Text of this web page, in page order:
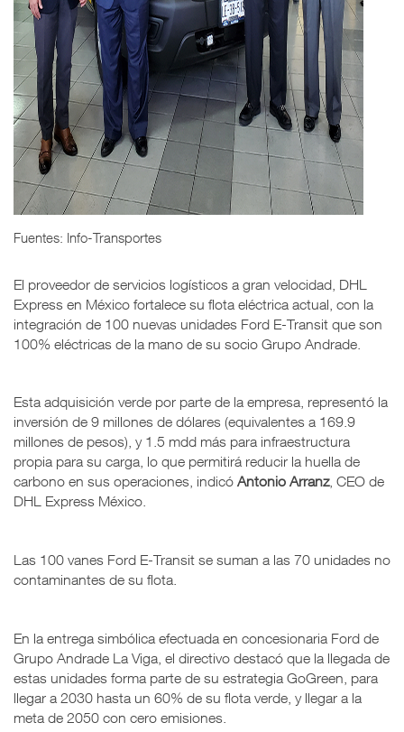
Fuentes: Info-Transportes
El proveedor de servicios logísticos a gran velocidad, DHL
Express en México fortalece su flota eléctrica actual, con la
integración de 100 nuevas unidades Ford E-Transit que son
100% eléctricas de la mano de su socio Grupo Andrade.
Esta adquisición verde por parte de la empresa, representó la
inversión de 9 millones de dólares (equivalentes a 169.9
millones de pesos), y 1.5 mdd más para infraestructura
propia para su carga, lo que permitirá reducir la huella de
carbono en sus operaciones, indicó Antonio Arranz, CEO de
DHL Express México.
Las 100 vanes Ford E-Transit se suman a las 70 unidades no
contaminantes de su flota.
En la entrega simbólica efectuada en concesionaria Ford de
Grupo Andrade La Viga, el directivo destacó que la llegada de
estas unidades forma parte de su estrategia GoGreen, para
llegar a 2030 hasta un 60% de su flota verde, y llegar a la
meta de 2050 con cero emisiones.